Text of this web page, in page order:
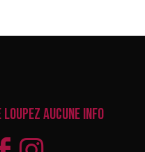
loupez aucune info